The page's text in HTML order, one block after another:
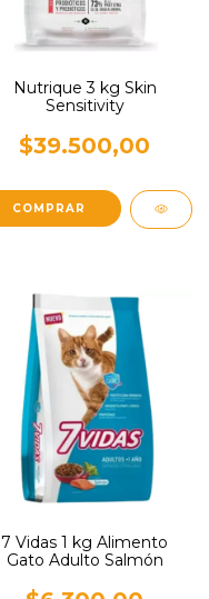
Nutrique 3 kg Skin
Sensitivity
$39.500,00
7 Vidas 1 kg Alimento
Gato Adulto Salmón